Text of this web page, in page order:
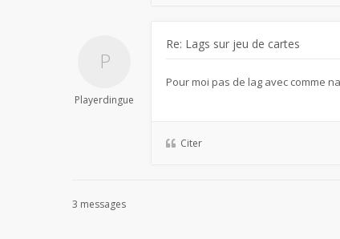
Playerdingue
Re: Lags sur jeu de cartes
Pour moi pas de lag avec comme
Citer
3 messages